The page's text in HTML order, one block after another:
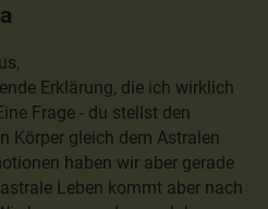
Erklärung, die ich wirklich
Frage - du stellst den
Körper gleich dem Astralen
haben wir aber gerade
Leben kommt aber nach